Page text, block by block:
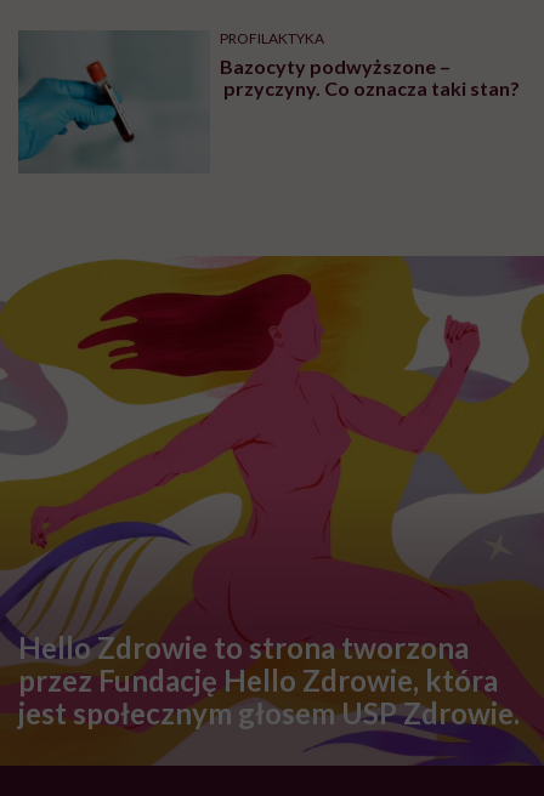
męczyć na co dzień"
ADHD to nie tylko bycie chaotycznym. Czasem to
może być nadmierna kompensacja w drugą stronę:
"mam wszystko według planu"
ADHD to nie tylko kwestia koncentracji.
Podłożem jest trudność w kontroli emocji